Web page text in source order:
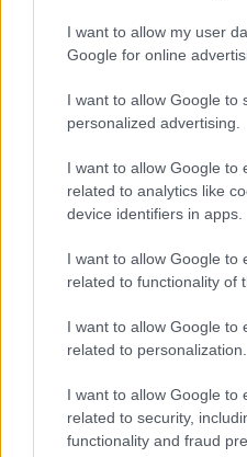
I want to allow my user
Google for online
I want to allow Google to
personalized advertising.
I want to allow Google to
related to analytics like
device identifiers in apps.
I want to allow Google to
related to functionality of
I want to allow Google to
related to personalization.
I want to allow Google to
related to security,
functionality and fraud
Σχέδιο κρατικής
τις φωτιές: Άμεσες
5/08/2026 - 7:49μμ
ΕΛΛΑΔΑ
Χαλκιδική: Σε εξέλιξη